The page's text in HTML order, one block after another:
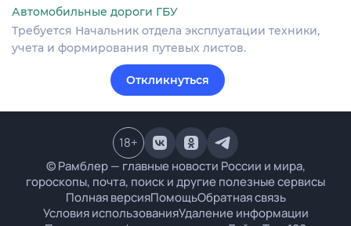
Автомобильные дороги ГБУ
Требуется Начальник отдела эксплуатации техники,
учета и формирования путевых листов.
Откликнуться
© Рамблер — главные новости России и мира,
гороскопы, почта, поиск и другие полезные сервисы
Полная версияПомощьОбратная связь
Условия использованияУдаление информации
18+